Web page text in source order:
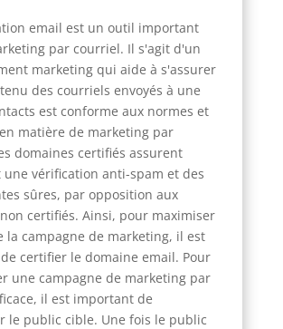
email est un outil important
par courriel. Il s'agit d'un
marketing qui aide à s'assurer
des courriels envoyés à une
est conforme aux normes et
matière de marketing par
domaines certifiés assurent
une vérification anti-spam et des
sûres, par opposition aux
certifiés. Ainsi, pour maximiser
la campagne de marketing, il est
certifier le domaine email. Pour
une campagne de marketing par
il est important de
le public cible. Une fois le public